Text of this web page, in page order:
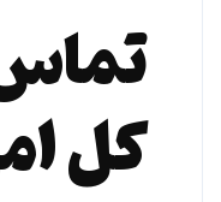
تماس
کل